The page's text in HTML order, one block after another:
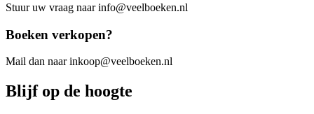
Stuur uw vraag naar info@veelboeken.nl
Boeken verkopen?
Mail dan naar inkoop@veelboeken.nl
Blijf op de hoogte